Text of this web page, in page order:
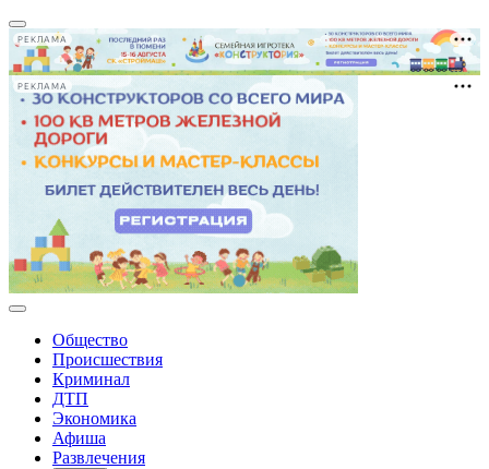
РЕКЛАМА
РЕКЛАМА
Общество
Происшествия
Криминал
ДТП
Экономика
Афиша
Развлечения